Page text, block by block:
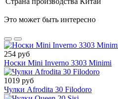
Это может быть интересно
254 руб
Носки Mini Inverno 3303 Minimi
1019 руб
Чулки Afrodita 30 Filodoro